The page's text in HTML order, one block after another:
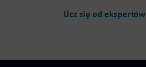
Ucz się od ekspertów